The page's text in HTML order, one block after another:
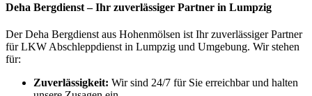
Deha Bergdienst – Ihr zuverlässiger Partner in Lumpzig
Der Deha Bergdienst aus Hohenmölsen ist Ihr zuverlässiger Partner
für LKW Abschleppdienst in Lumpzig und Umgebung. Wir stehen
für:
Zuverlässigkeit: Wir sind 24/7 für Sie erreichbar und halten